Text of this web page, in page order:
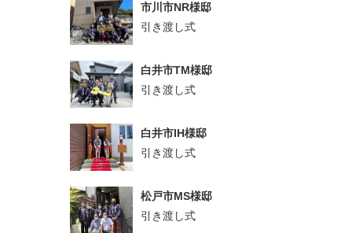
市川市NR様邸
引き渡し式
白井市TM様邸
引き渡し式
白井市IH様邸
引き渡し式
松戸市MS様邸
引き渡し式